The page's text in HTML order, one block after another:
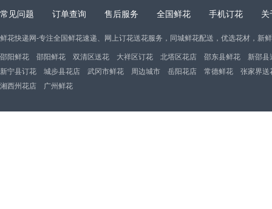
常见问题 订单查询 售后服务 全国鲜花 手机订花 关
鲜花快递网-专注全国鲜花速递、网上订花送花服务，同城鲜花配送，优选花材，新
邵阳鲜花 邵阳鲜花 双清区送花 大祥区订花 北塔区花店 邵东县鲜花
新邵县
新宁县订花
城步县花店 武冈市鲜花 周边城市 岳阳花店 常德鲜花
张家界送
湘西州花店
广州鲜花